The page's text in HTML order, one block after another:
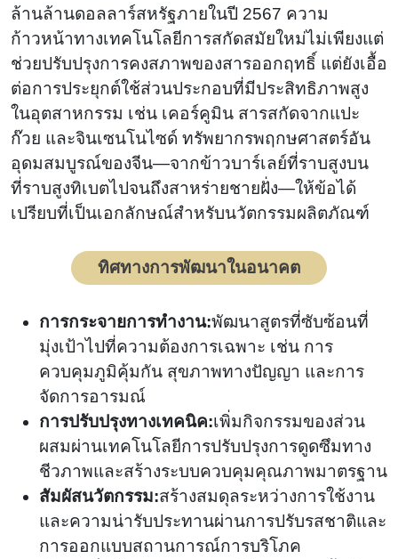
ล้านล้านดอลลาร์สหรัฐภายในปี 2567 ความ
ก้าวหน้าทางเทคโนโลยีการสกัดสมัยใหม่ไม่เพียงแต่
ช่วยปรับปรุงการคงสภาพของสารออกฤทธิ์ แต่ยังเอื้อ
ต่อการประยุกต์ใช้ส่วนประกอบที่มีประสิทธิภาพสูง
ในอุตสาหกรรม เช่น เคอร์คูมิน สารสกัดจากแปะ
ก๊วย และจินเซนโนไซด์ ทรัพยากรพฤกษศาสตร์อัน
อุดมสมบูรณ์ของจีน—จากข้าวบาร์เลย์ที่ราบสูงบน
ที่ราบสูงทิเบตไปจนถึงสาหร่ายชายฝั่ง—ให้ข้อได้
เปรียบที่เป็นเอกลักษณ์สำหรับนวัตกรรมผลิตภัณฑ์
ทิศทางการพัฒนาในอนาคต
การกระจายการทำงาน:พัฒนาสูตรที่ซับซ้อนที่
มุ่งเป้าไปที่ความต้องการเฉพาะ เช่น การ
ควบคุมภูมิคุ้มกัน สุขภาพทางปัญญา และการ
จัดการอารมณ์
การปรับปรุงทางเทคนิค:เพิ่มกิจกรรมของส่วน
ผสมผ่านเทคโนโลยีการปรับปรุงการดูดซึมทาง
ชีวภาพและสร้างระบบควบคุมคุณภาพมาตรฐาน
สัมผัสนวัตกรรม:สร้างสมดุลระหว่างการใช้งาน
และความน่ารับประทานผ่านการปรับรสชาติและ
การออกแบบสถานการณ์การบริโภค